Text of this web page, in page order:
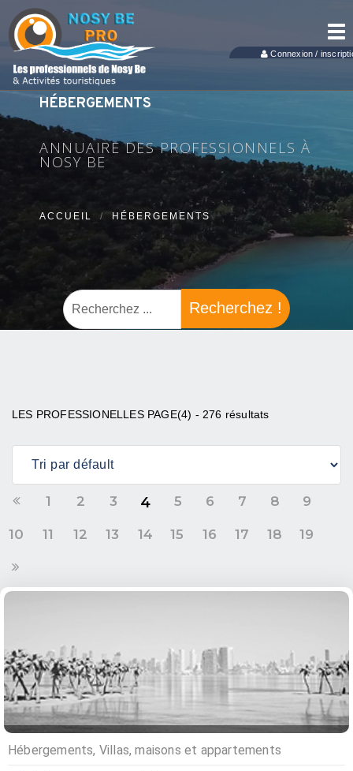
Connexion /
HÉBERGEMENTS
ANNUAIRE DES PROFESSIONNELS À
NOSY BE
ACCUEIL HÉBERGEMENTS
Recherchez !
LES PROFESSIONELLES PAGE(4) - 276 résultats
1 2 3 4 5 6 7 8 9
10 11 12 13 14 15 16 17 18 19
Hébergements, Villas, maisons et appartements